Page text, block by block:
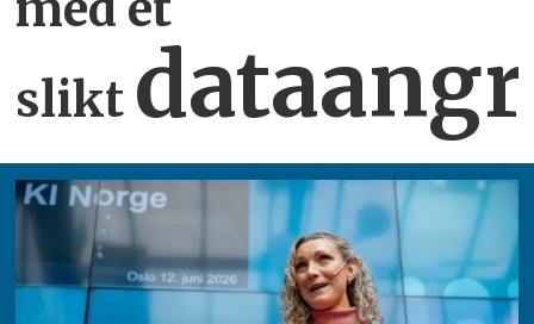
slikt